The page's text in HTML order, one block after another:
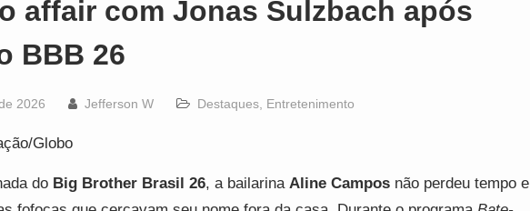
affair com Jonas Sulzbach após
BBB 26
2026 Jefferson W Destaques Entretenimento
Globo
do Big Brother Brasil 26, a bailarina Aline Campos não perdeu tempo e